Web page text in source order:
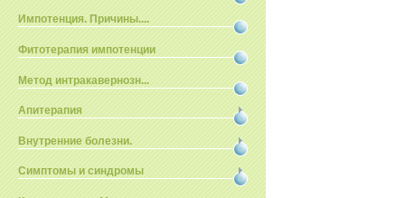
Импотенция. Причины....
Фитотерапия импотенции
Метод интракавернозн...
Апитерапия
Внутренние болезни.
Симптомы и синдромы